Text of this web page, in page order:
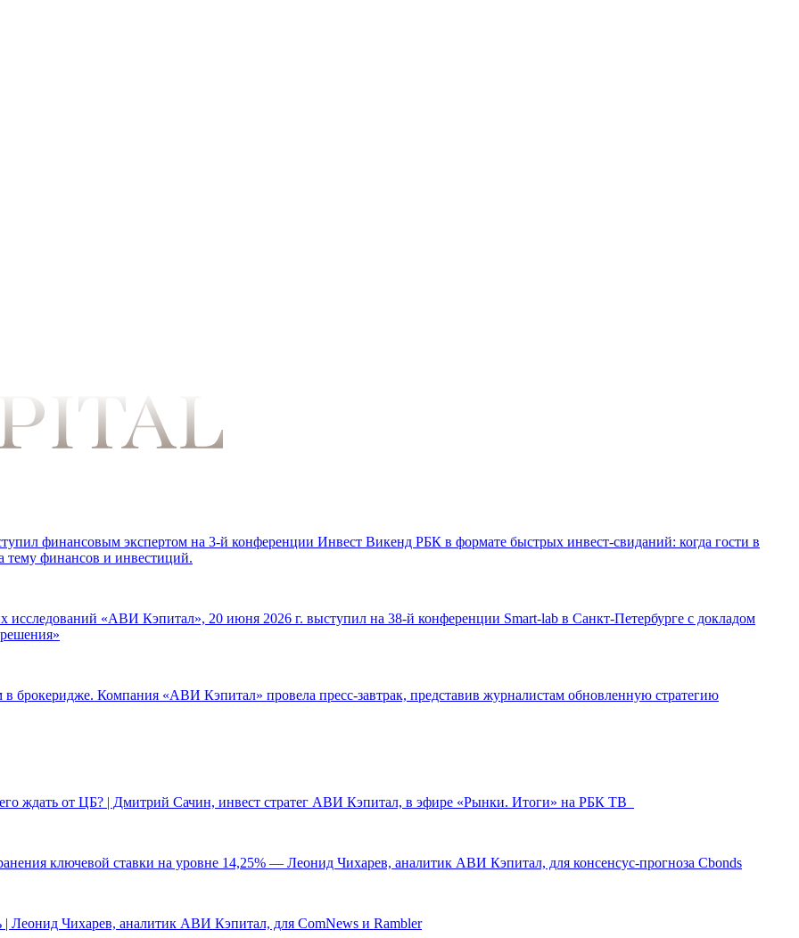
финансовым экспертом на 3-й конференции Инвест Викенд РБК в формате быстрых инвест-свиданий: когда гости в
тему финансов и инвестиций.
исследований «АВИ Кэпитал», 20 июня 2026 г. выступил на 38-й конференции Smart-lab в Санкт-Петербурге с докладом
в брокеридже. Компания «АВИ Кэпитал» провела пресс-завтрак, представив журналистам обновленную стратегию
ждать от ЦБ? | Дмитрий Сачин, инвест стратег АВИ Кэпитал, в эфире «Рынки. Итоги» на РБК ТВ
ключевой ставки на уровне 14,25% — Леонид Чихарев, аналитик АВИ Кэпитал, для консенсус-прогноза Cbonds
Леонид Чихарев, аналитик АВИ Кэпитал, для ComNews и Rambler